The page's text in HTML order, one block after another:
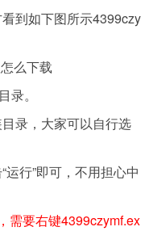
到如下图所示4399czy
。
录，大家可以自行选
行”即可，不用担心中
需要右键4399czymf.ex